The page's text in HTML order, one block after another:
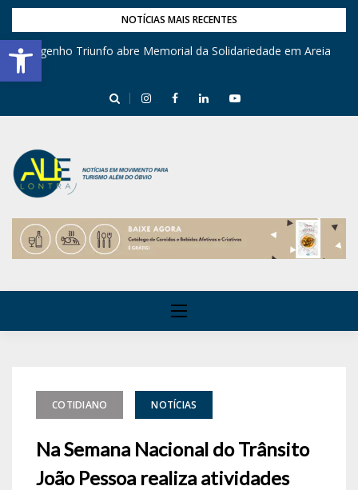
Barra de Ferramentas Aberta
NOTÍCIAS MAIS RECENTES
Engenho Triunfo abre Memorial da Solidariedade em Areia
COTIDIANO NOTÍCIAS
Na Semana Nacional do Trânsito
João Pessoa realiza atividades